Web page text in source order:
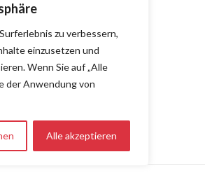
zu verbessern,
einzusetzen und
Wenn Sie auf „Alle
der Anwendung von
Alle akzeptieren